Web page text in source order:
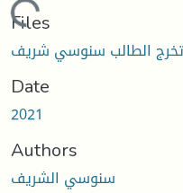
Loading...
Files
Date
2021
Authors
سنوسي الشريف